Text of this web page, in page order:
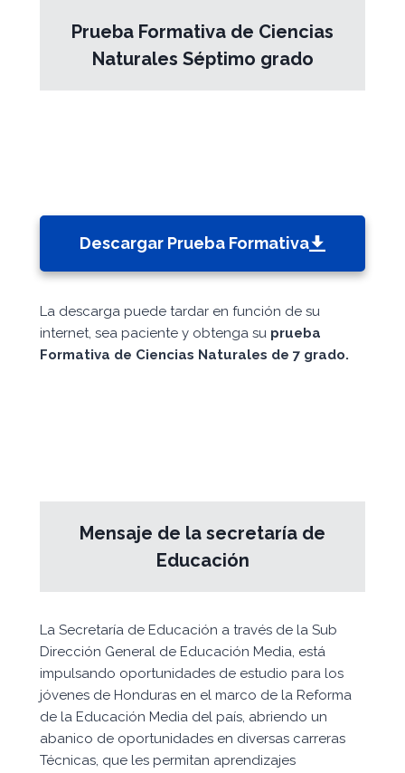
Prueba Formativa de Ciencias
Naturales Séptimo grado
Descargar Prueba Formativa
La descarga puede tardar en función de su
internet, sea paciente y obtenga su prueba
Formativa de Ciencias Naturales de 7 grado.
Mensaje de la secretaría de
Educación
La Secretaría de Educación a través de la Sub
Dirección General de Educación Media, está
impulsando oportunidades de estudio para los
jóvenes de Honduras en el marco de la Reforma
de la Educación Media del país, abriendo un
abanico de oportunidades en diversas carreras
Técnicas, que les permitan aprendizajes